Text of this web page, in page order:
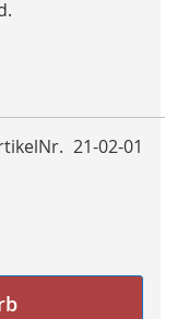
21-02-01